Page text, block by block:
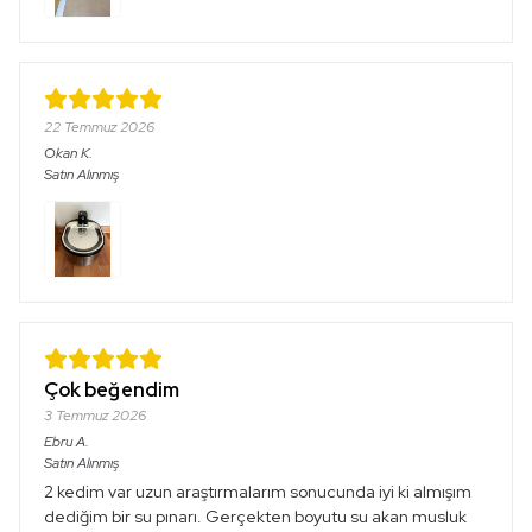
22 Temmuz 2026
OkanK.
Satın Alınmış
Çok beğendim
3 Temmuz 2026
EbruA.
Satın Alınmış
2 kedim var uzun araştırmalarım sonucunda iyi ki almışım
dediğim bir su pınarı. Gerçekten boyutu su akan musluk